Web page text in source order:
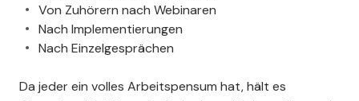
Von Zuhörern nach Webinaren
Nach Implementierungen
Nach Einzelgesprächen
Da jeder ein volles Arbeitspensum hat, hält es